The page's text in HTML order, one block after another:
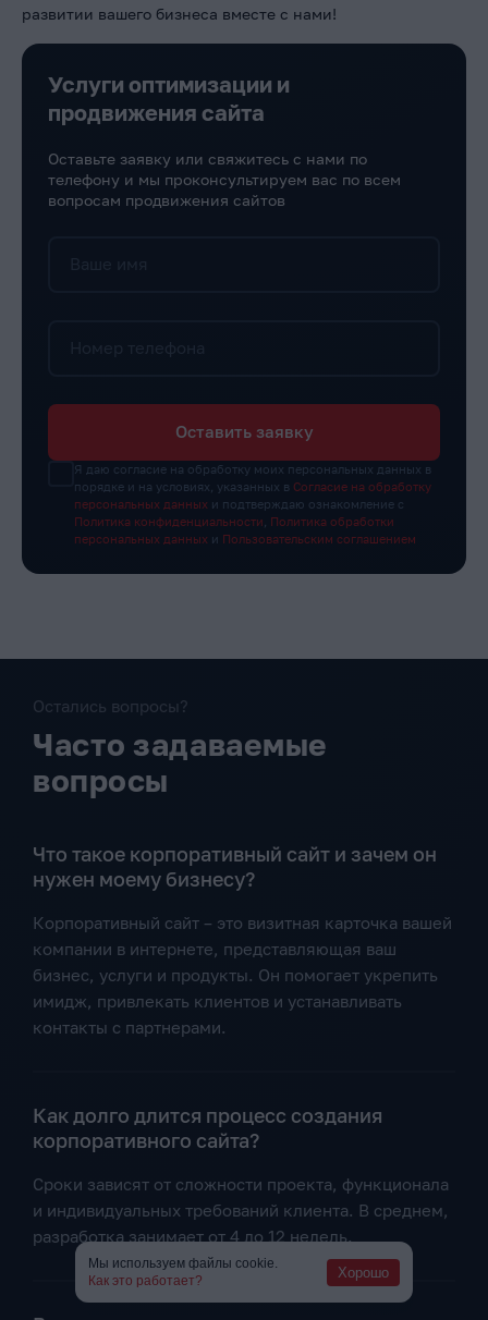
развитии вашего бизнеса вместе с нами!
Услуги оптимизации и
продвижения сайта
Оставьте заявку или свяжитесь с нами по
телефону и мы проконсультируем вас по всем
вопросам продвижения сайтов
Оставить заявку
Я даю согласие на обработку моих персональных данных в
порядке и на условиях, указанных в Согласие на обработку
персональных данных и подтверждаю ознакомление с
Политика конфиденциальности
Политика обработки
персональных данных и Пользовательским соглашением
Остались вопросы?
Часто задаваемые
вопросы
Что такое корпоративный сайт и зачем он
нужен моему бизнесу?
Корпоративный сайт – это визитная карточка вашей
компании в интернете, представляющая ваш
бизнес, услуги и продукты. Он помогает укрепить
имидж, привлекать клиентов и устанавливать
контакты с партнерами.
Как долго длится процесс создания
корпоративного сайта?
Сроки зависят от сложности проекта, функционала
и индивидуальных требований клиента. В среднем,
разработка занимает от 4 до 12 недель.
Мы используем файлы cookie.
Как это работает?
Хорошо